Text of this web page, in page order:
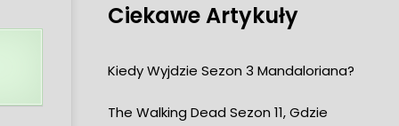
Ciekawe Artykuły
Kiedy Wyjdzie Sezon 3 Mandaloriana?
The Walking Dead Sezon 11, Gdzie